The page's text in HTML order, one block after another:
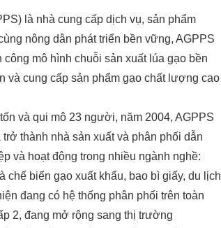
là nhà cung cấp dịch vụ, sản phẩm
nông dân phát triển bền vững, AGPPS
mô hình chuỗi sản xuất lúa gạo bền
và cung cấp sản phẩm gạo chất lượng cao
và qui mô 23 người, năm 2004, AGPPS
thành nhà sản xuất và phân phối dẫn
và hoạt động trong nhiều ngành nghề:
chế biến gạo xuất khẩu, bao bì giấy, du lịch
đang có hệ thống phân phối trên toàn
2, đang mở rộng sang thị trường